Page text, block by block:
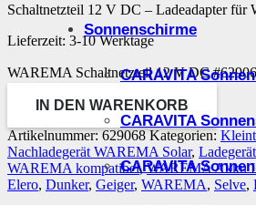
Sonnenschirme
CARAVITA
CARAVITA
CARAVITA
Schaltnetzteil 12 V DC – Ladeadapter
Lieferzeit: 3-10 Werktage
WAREMA Schaltnetzteil 12 V DC
IN DEN WARENKORB
Artikelnummer:629068 Kategorien:
Nachladegerät WAREMA Solar,
WAREMA kompatibel,WAREMA Akku
Elero, Dunker, Geiger, WAREMA, Selve,